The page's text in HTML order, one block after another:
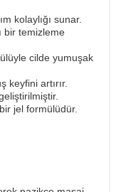
kolaylığı sunar.
bir temizleme
cilde yumuşak
keyfini artırır.
jel formülüdür.